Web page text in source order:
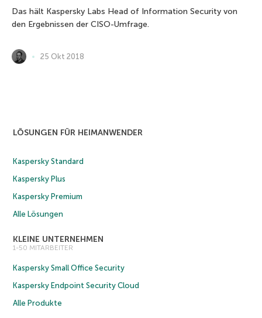
Das hält Kaspersky Labs Head of Information Security von
den Ergebnissen der CISO-Umfrage.
25 Okt 2018
LÖSUNGEN FÜR HEIMANWENDER
Kaspersky Standard
Kaspersky Plus
Kaspersky Premium
Alle Lösungen
KLEINE UNTERNEHMEN
1-50 MITARBEITER
Kaspersky Small Office Security
Kaspersky Endpoint Security Cloud
Alle Produkte